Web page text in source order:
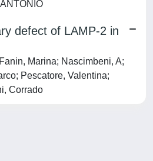
defect of LAMP-2 in
Marina; Nascimbeni, A;
Pescatore, Valentina;
Corrado